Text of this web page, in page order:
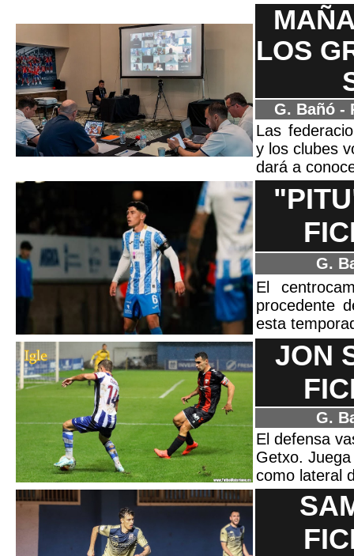
LOS
G. Bañó -
Las
y los clubes
dará a
G.
El
procedente
esta
JON
G.
El defensa
Getxo.
como lateral